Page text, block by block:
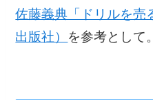
佐藤義典「ドリルを売
出版社） を参考として。